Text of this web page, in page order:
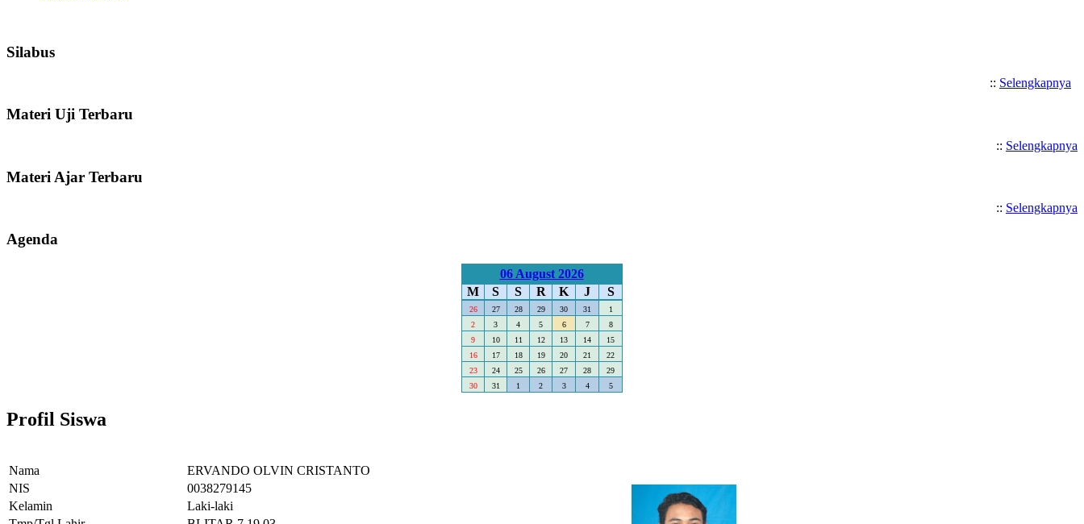
Silabus
:: Selengkapnya
Materi Uji Terbaru
:: Selengkapnya
Materi Ajar Terbaru
:: Selengkapnya
Agenda
06 August 2026
M
S S R K J S
26 27 28 29 30 31
1
2
3 4 5 6 7
8
9
10 11 12 13 14
15
16
17 18 19 20 21
22
23
24 25 26 27 28
29
30
31 1 2 3 4 5
Profil Siswa
Nama
ERVANDO OLVIN CRISTANTO
NIS
0038279145
Kelamin
Laki-laki